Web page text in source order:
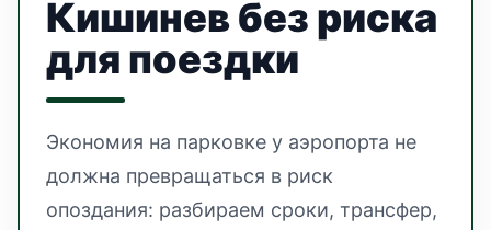
Кишинев без риска
для поездки
Экономия на парковке у аэропорта не
должна превращаться в риск
опоздания: разбираем сроки, трансфер,